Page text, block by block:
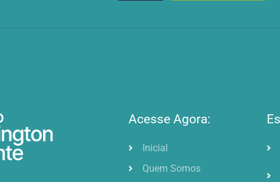
Acesse Agora:
Inicial
Quem Somos